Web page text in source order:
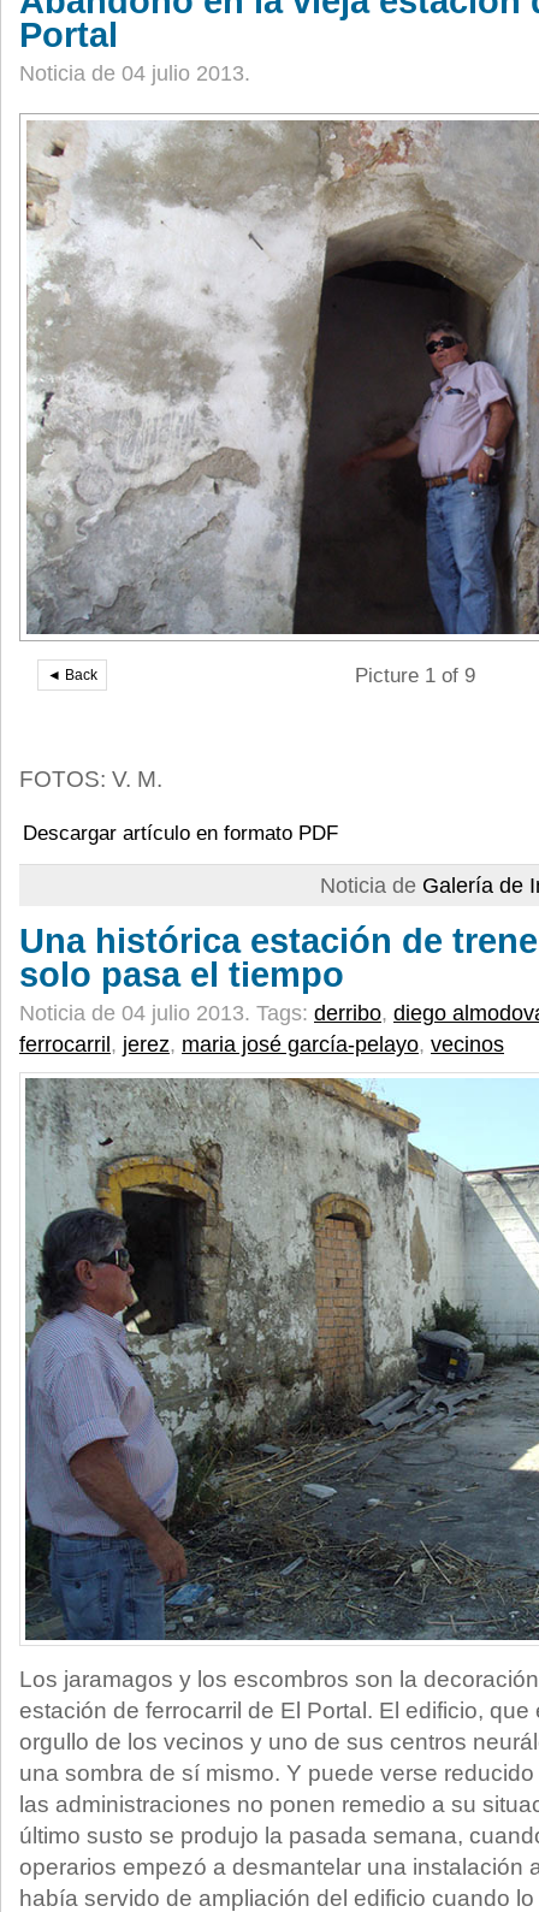
Portal
Noticia de 04 julio 2013.
◄ Back Picture 1 of 9
FOTOS: V. M.
Descargar artículo en formato PDF
Noticia de Galería de
Una histórica estación de
solo pasa el tiempo
Noticia de 04 julio 2013. Tags: derribo, diego
ferrocarril, jerez, maria josé garcía-pelayo, vecinos
Los jaramagos y los escombros son la
estación de ferrocarril de El Portal. El edificio, que
orgullo de los vecinos y uno de sus centros
una sombra de sí mismo. Y puede verse
las administraciones no ponen remedio a su
último susto se produjo la pasada semana,
operarios empezó a desmantelar una instalación
había servido de ampliación del edificio cuando